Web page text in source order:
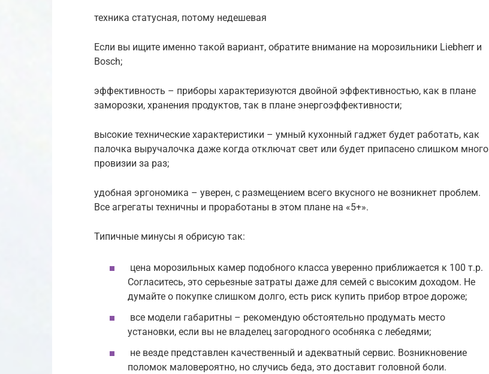
техника статусная, потому недешевая
Если вы ищите именно такой вариант, обратите внимание на морозильники Liebherr и
Bosch;
эффективность – приборы характеризуются двойной эффективностью, как в плане
заморозки, хранения продуктов, так в плане энергоэффективности;
высокие технические характеристики – умный кухонный гаджет будет работать, как
палочка выручалочка даже когда отключат свет или будет припасено слишком много
провизии за раз;
удобная эргономика – уверен, с размещением всего вкусного не возникнет проблем.
Все агрегаты техничны и проработаны в этом плане на «5+».
Типичные минусы я обрисую так:
цена морозильных камер подобного класса уверенно приближается к 100 т.р.
Согласитесь, это серьезные затраты даже для семей с высоким доходом. Не
думайте о покупке слишком долго, есть риск купить прибор втрое дороже;
все модели габаритны – рекомендую обстоятельно продумать место
установки, если вы не владелец загородного особняка с лебедями;
не везде представлен качественный и адекватный сервис. Возникновение
поломок маловероятно, но случись беда, это доставит головной боли.